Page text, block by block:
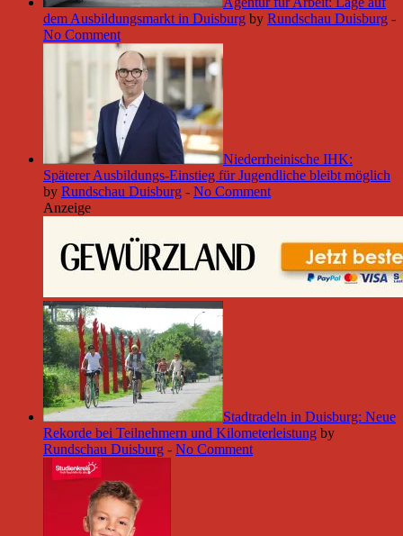
dem Ausbildungsmarkt in Duisburg by Rundschau Duisburg -
No Comment
Niederrheinische IHK:
Späterer Ausbildungs-Einstieg für Jugendliche bleibt möglich
by Rundschau Duisburg - No Comment
Anzeige
Stadtradeln in Duisburg: Neue
Rekorde bei Teilnehmern und Kilometerleistung by
Rundschau Duisburg - No Comment